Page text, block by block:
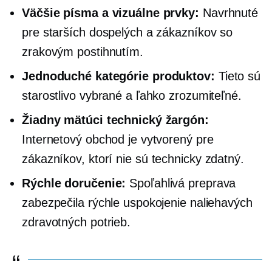
Väčšie písma a vizuálne prvky: Navrhnuté
pre starších dospelých a zákazníkov so
zrakovým postihnutím.
Jednoduché kategórie produktov: Tieto sú
starostlivo vybrané a ľahko zrozumiteľné.
Žiadny mätúci technický žargón:
Internetový obchod je vytvorený pre
zákazníkov, ktorí nie sú technicky zdatný.
Rýchle doručenie: Spoľahlivá preprava
zabezpečila rýchle uspokojenie naliehavých
zdravotných potrieb.